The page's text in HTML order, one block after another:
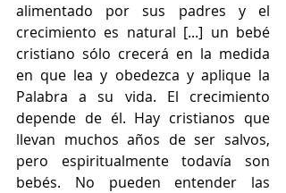
alimentado por sus padres y el
crecimiento es natural [...] un bebé
cristiano sólo crecerá en la medida
en que lea y obedezca y aplique la
Palabra a su vida. El crecimiento
depende de él. Hay cristianos que
llevan muchos años de ser salvos,
pero espiritualmente todavía son
bebés. No pueden entender las